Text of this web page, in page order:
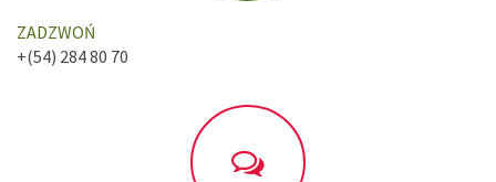
ZADZWOŃ
+(54) 284 80 70